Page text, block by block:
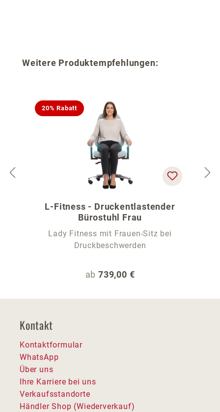
Produktgalerie überspringen
Weitere Produktempfehlungen:
20% Rabatt
L-Fitness - Druckentlastender
Bürostuhl Frau
Lady Fitness mit Frauen-Sitz bei
Druckbeschwerden
Regulärer Preis:
ab 739,00 €
Kontakt
Kontaktformular
WhatsApp
Über uns
Ihre Karriere bei uns
Verkaufsstandorte
Händler Shop (Wiederverkauf)